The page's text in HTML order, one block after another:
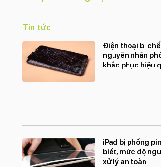
Tin tức
Điện thoại bị
nguyên nhân
khắc phục hiệu
iPad bị phồng
biết, mức độ
xử lý an toàn